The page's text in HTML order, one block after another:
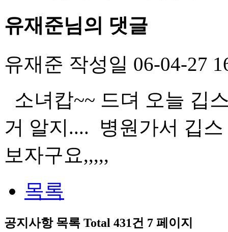
유재준님의 댓글
유재준 작성일 06-04-27
소녀캅~~ 드뎌 오늘 깁
거 알지.... 병원가서 깁
보자구요,,,,,
목록
공지사항목록 Total 431건 7 페이지